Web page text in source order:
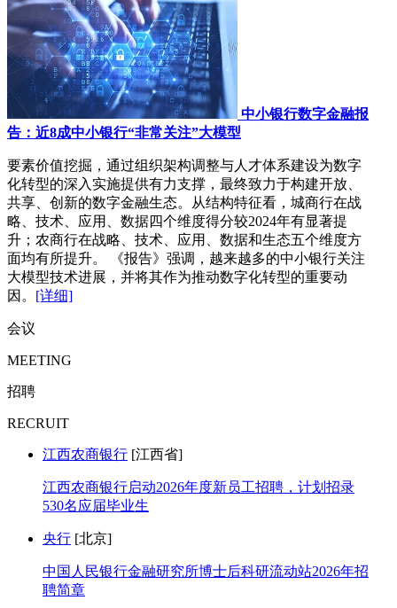
中小银行数字金融报
告：近8成中小银行“非常关注”大模型
要素价值挖掘，通过组织架构调整与人才体系建设为数字
化转型的深入实施提供有力支撑，最终致力于构建开放、
共享、创新的数字金融生态。从结构特征看，城商行在战
略、技术、应用、数据四个维度得分较2024年有显著提
升；农商行在战略、技术、应用、数据和生态五个维度方
面均有所提升。 《报告》强调，越来越多的中小银行关注
大模型技术进展，并将其作为推动数字化转型的重要动
因。 [详细]
会议
MEETING
招聘
RECRUIT
江西农商银行 [江西省]
江西农商银行启动2026年度新员工招聘，计划招录
530名应届毕业生
央行 [北京]
中国人民银行金融研究所博士后科研流动站2026年招
聘简章